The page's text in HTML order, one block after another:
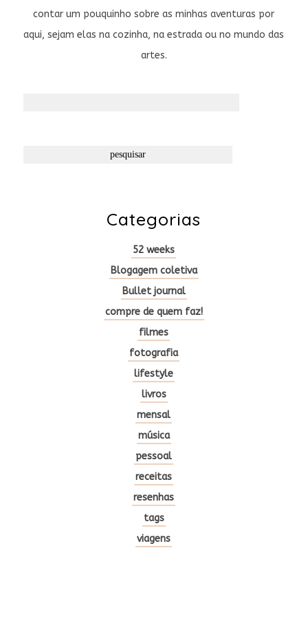
contar um pouquinho sobre as minhas aventuras por
aqui, sejam elas na cozinha, na estrada ou no mundo das
artes.
Categorias
52 weeks
Blogagem coletiva
Bullet journal
compre de quem faz!
filmes
fotografia
lifestyle
livros
mensal
música
pessoal
receitas
resenhas
tags
viagens